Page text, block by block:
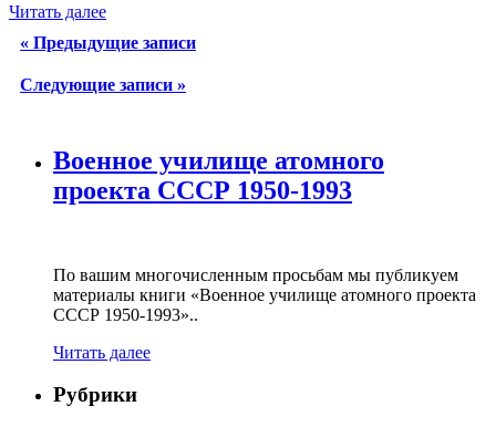
Читать далее
« Предыдущие записи
Cледующие записи »
Военное училище атомного
проекта СССР 1950-1993
По вашим многочисленным просьбам мы публикуем
материалы книги «Военное училище атомного проекта
СССР 1950-1993»..
Читать далее
Рубрики